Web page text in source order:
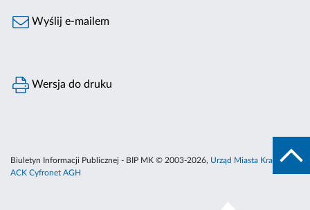
Wyślij e-mailem
Wersja do druku
Biuletyn Informacji Publicznej - BIP MK © 2003-2026, Urząd Miasta Krakowa
ACK Cyfronet AGH